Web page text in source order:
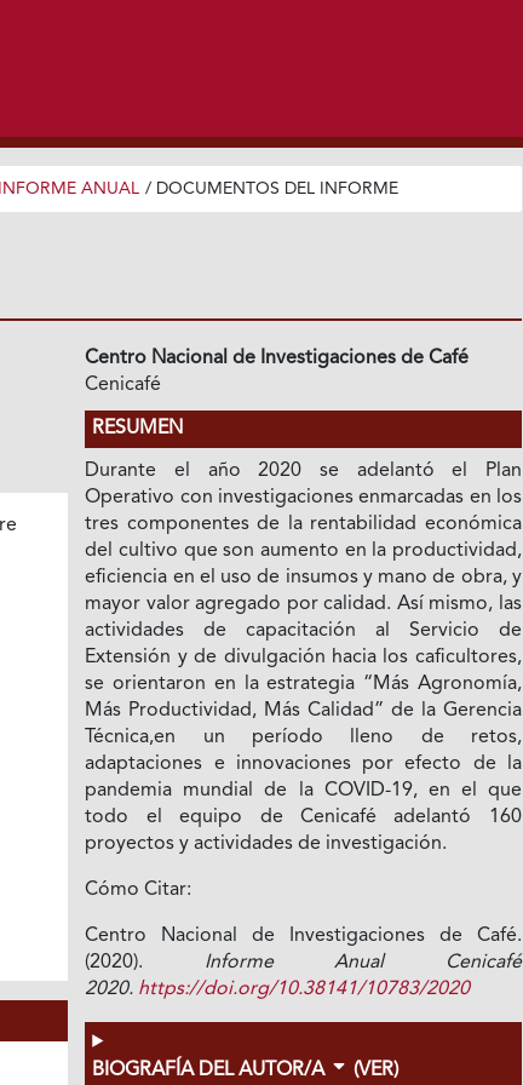
ANUAL / DOCUMENTOS DEL INFORME
Centro Nacional de Investigaciones de Café
Cenicafé
RESUMEN
Durante el año 2020 se adelantó el Plan
Operativo con investigaciones enmarcadas en los
tres componentes de la rentabilidad económica
del cultivo que son aumento en la productividad,
eficiencia en el uso de insumos y mano de obra, y
mayor valor agregado por calidad. Así mismo, las
actividades de capacitación al Servicio de
Extensión y de divulgación hacia los caficultores,
se orientaron en la estrategia “Más Agronomía,
Más Productividad, Más Calidad” de la Gerencia
Técnica,en un período lleno de retos,
adaptaciones e innovaciones por efecto de la
pandemia mundial de la COVID-19, en el que
todo el equipo de Cenicafé adelantó 160
proyectos y actividades de investigación.
Cómo Citar:
Centro Nacional de Investigaciones de Café.
(2020). Informe Anual Cenicafé
2020. https://doi.org/10.38141/10783/2020
BIOGRAFÍA DEL AUTOR/A (VER)